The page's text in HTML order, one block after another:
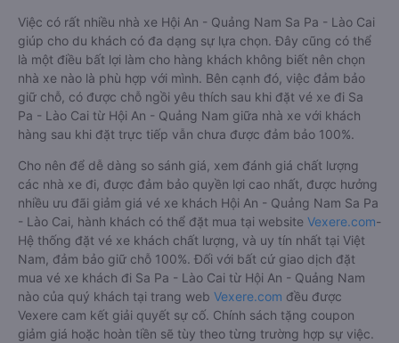
Việc có rất nhiều nhà xe Hội An - Quảng Nam Sa Pa - Lào Cai
giúp cho du khách có đa dạng sự lựa chọn. Đây cũng có thể
là một điều bất lợi làm cho hàng khách không biết nên chọn
nhà xe nào là phù hợp với mình. Bên cạnh đó, việc đảm bảo
giữ chỗ, có được chỗ ngồi yêu thích sau khi đặt vé xe đi Sa
Pa - Lào Cai từ Hội An - Quảng Nam giữa nhà xe với khách
hàng sau khi đặt trực tiếp vẫn chưa được đảm bảo 100%.
Cho nên để dễ dàng so sánh giá, xem đánh giá chất lượng
các nhà xe đi, được đảm bảo quyền lợi cao nhất, được hưởng
nhiều ưu đãi giảm giá vé xe khách Hội An - Quảng Nam Sa Pa
- Lào Cai, hành khách có thể đặt mua tại website Vexere.com-
Hệ thống đặt vé xe khách chất lượng, và uy tín nhất tại Việt
Nam, đảm bảo giữ chỗ 100%. Đối với bất cứ giao dịch đặt
mua vé xe khách đi Sa Pa - Lào Cai từ Hội An - Quảng Nam
nào của quý khách tại trang web Vexere.com đều được
Vexere cam kết giải quyết sự cố. Chính sách tặng coupon
giảm giá hoặc hoàn tiền sẽ tùy theo từng trường hợp sự việc.